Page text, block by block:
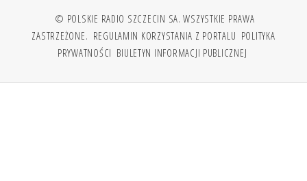
© POLSKIE RADIO SZCZECIN SA. WSZYSTKIE PRAWA
ZASTRZEŻONE. REGULAMIN KORZYSTANIA Z PORTALU POLITYKA
PRYWATNOŚCI BIULETYN INFORMACJI PUBLICZNEJ